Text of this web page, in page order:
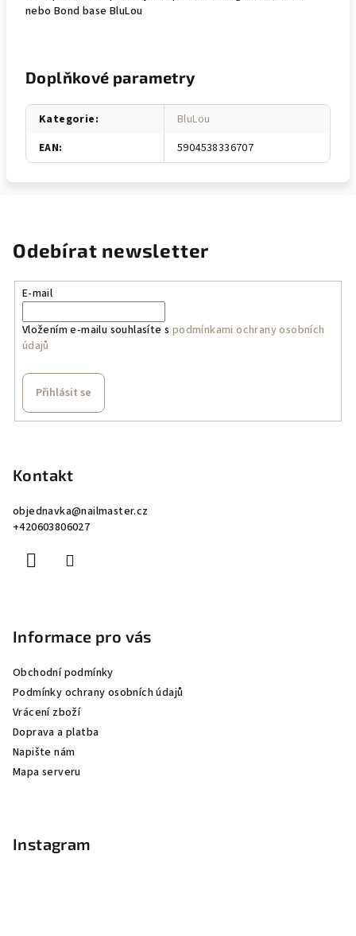
nebo Bond base BluLou
Doplňkové parametry
Kategorie:
BluLou
EAN: 5904538336707
Odebírat newsletter
E-mail
Vložením e-mailu souhlasíte s podmínkami ochrany osobních
údajů
Přihlásit se
Kontakt
objednavka@nailmaster.cz
+420603806027
Informace pro vás
Obchodní podmínky
Podmínky ochrany osobních údajů
Vrácení zboží
Doprava a platba
Napište nám
Mapa serveru
Instagram